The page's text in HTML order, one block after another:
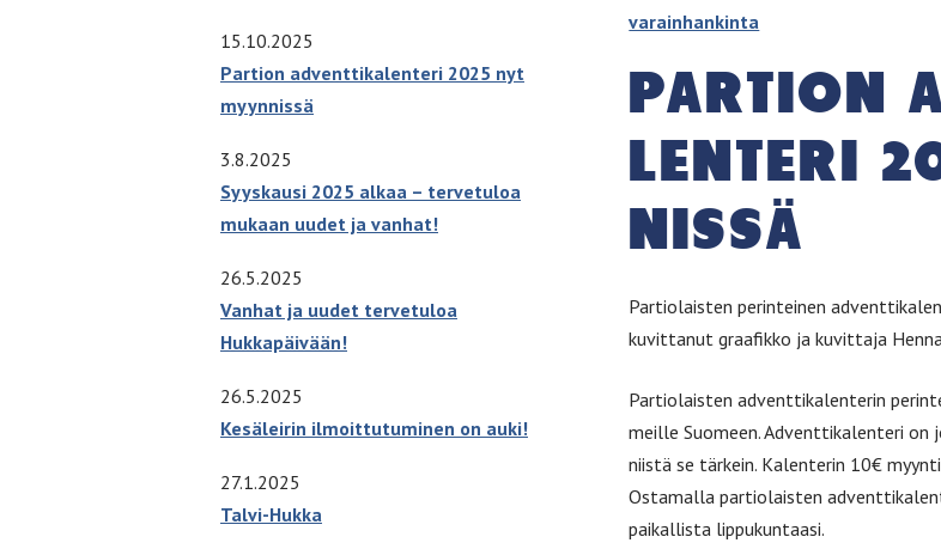
15.10.2025
Partion adventtikalenteri 2025 nyt
myynnissä
3.8.2025
Syyskausi 2025 alkaa – tervetuloa
mukaan uudet ja vanhat!
26.5.2025
Vanhat ja uudet tervetuloa
Hukkapäivään!
26.5.2025
Kesäleirin ilmoittutuminen on auki!
27.1.2025
Talvi-Hukka
varainhankinta
PAR­TION
LEN­TE­RI
NIS­SÄ
Partiolaisten perinteinen
kuvittanut graafikko ja kuvittaja Henna
Partiolaisten adventtikalenterin
meille Suomeen. Adventtikalenteri on
niistä se tärkein. Kalenterin 10€
Ostamalla partiolaisten
paikallista lippukuntaasi.